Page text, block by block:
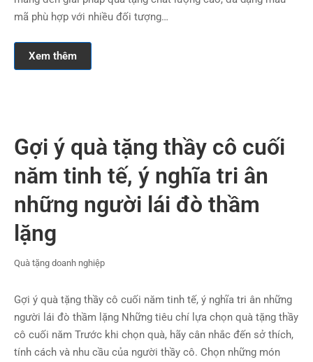
mã phù hợp với nhiều đối tượng…
Xem thêm
Gợi ý quà tặng thầy cô cuối
năm tinh tế, ý nghĩa tri ân
những người lái đò thầm
lặng
Quà tặng doanh nghiệp
Gợi ý quà tặng thầy cô cuối năm tinh tế, ý nghĩa tri ân những
người lái đò thầm lặng Những tiêu chí lựa chọn quà tặng thầy
cô cuối năm Trước khi chọn quà, hãy cân nhắc đến sở thích,
tính cách và nhu cầu của người thầy cô. Chọn những món